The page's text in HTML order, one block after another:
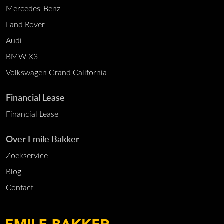
Mercedes-Benz
Land Rover
Audi
BMW X3
Volkswagen Grand California
Financial Lease
Financial Lease
Over Emile Bakker
Zoekservice
Blog
Contact